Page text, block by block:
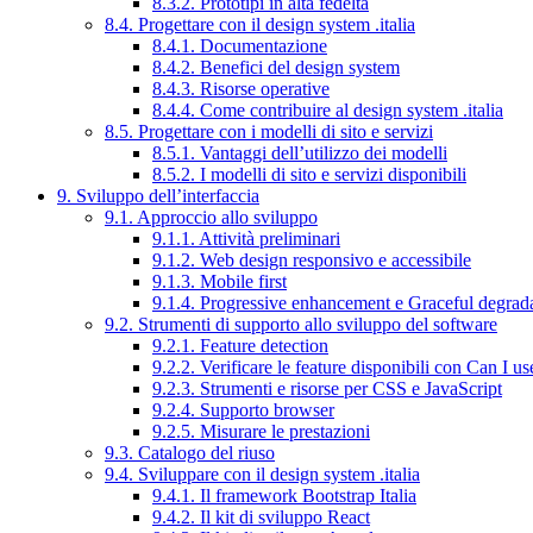
8.4. Progettare con il design system .italia
8.4.1. Documentazione
8.4.2. Benefici del design system
8.4.3. Risorse operative
8.4.4. Come contribuire al design system .italia
8.5. Progettare con i modelli di sito e servizi
8.5.1. Vantaggi dell’utilizzo dei modelli
8.5.2. I modelli di sito e servizi disponibili
9. Sviluppo dell’interfaccia
9.1. Approccio allo sviluppo
9.1.1. Attività preliminari
9.1.2. Web design responsivo e accessibile
9.1.3. Mobile first
9.1.4. Progressive enhancement e Graceful
9.2. Strumenti di supporto allo sviluppo del software
9.2.1. Feature detection
9.2.2. Verificare le feature disponibili con Can I
9.2.3. Strumenti e risorse per CSS e JavaScript
9.2.4. Supporto browser
9.2.5. Misurare le prestazioni
9.3. Catalogo del riuso
9.4. Sviluppare con il design system .italia
9.4.1. Il framework Bootstrap Italia
9.4.2. Il kit di sviluppo React